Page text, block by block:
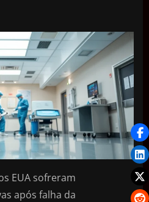
EUA sofreram
após falha da